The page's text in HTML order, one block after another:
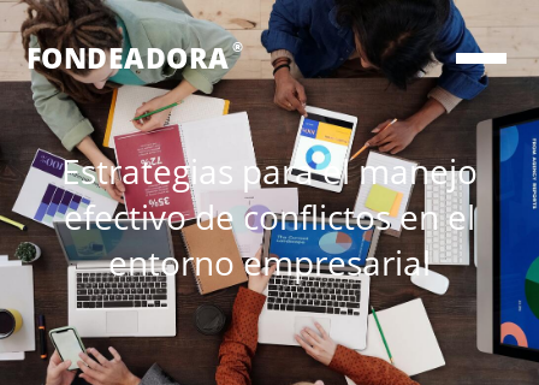
FONDEADORA®
Estrategias para el manejo
efectivo de conflictos en el
entorno empresarial